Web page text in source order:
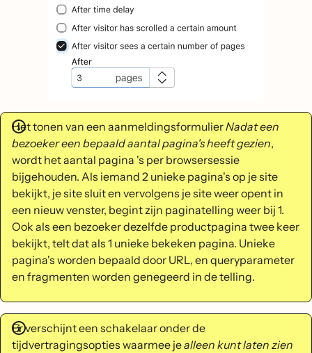
Het tonen van een aanmeldingsformulierNadat een
bezoeker een bepaald aantal pagina's heeft gezien,
wordt het aantal pagina 's per browsersessie
bijgehouden. Als iemand 2 unieke pagina's op je site
bekijkt, je site sluit en vervolgens je site weer opent in
een nieuw venster, begint zijn paginatelling weer bij 1.
Ook als een bezoeker dezelfde productpagina twee keer
bekijkt, telt dat als 1 unieke bekeken pagina. Unieke
pagina's worden bepaald door URL, en queryparameter
en fragmenten worden genegeerd in de telling.
Er verschijnt een schakelaar onder de
tijdvertragingsopties waarmee jealleen kunt laten zien